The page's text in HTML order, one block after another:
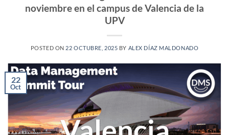
noviembre en el campus de Valencia de la
UPV
POSTED ON 22 OCTUBRE, 2025 BY ALEX DÍAZ MALDONADO
22
Oct